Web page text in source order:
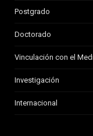
Postgrado
Doctorado
Vinculación con el
Investigación
Internacional